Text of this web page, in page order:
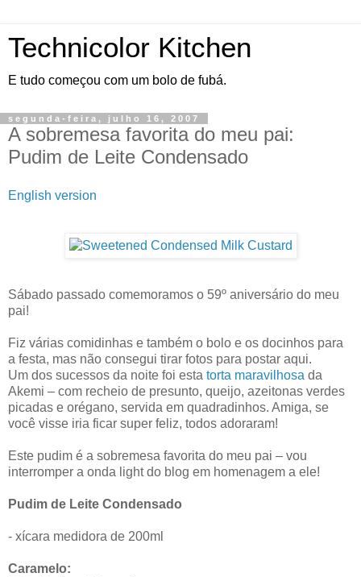
Technicolor Kitchen
E tudo começou com um bolo de fubá.
segunda-feira, julho 16, 2007
A sobremesa favorita do meu pai:
Pudim de Leite Condensado
English version
Sábado passado comemoramos o 59º aniversário do meu
pai!
Fiz várias comidinhas e também o bolo e os docinhos para
a festa, mas não consegui tirar fotos para postar aqui.
Um dos sucessos da noite foi esta torta maravilhosa da
Akemi – com recheio de presunto, queijo, azeitonas verdes
picadas e orégano, servida em quadradinhos. Amiga, se
você visse iria ficar super feliz, todos adoraram!
Este pudim é a sobremesa favorita do meu pai – vou
interromper a onda light do blog em homenagem a ele!
Pudim de Leite Condensado
- xícara medidora de 200ml
Caramelo: